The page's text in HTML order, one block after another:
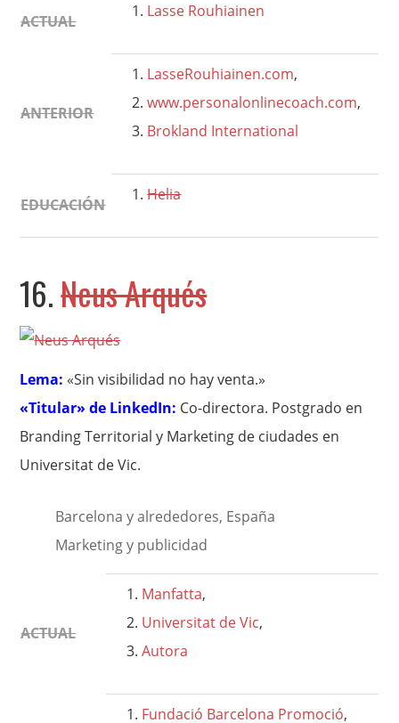
ACTUAL
Lasse Rouhiainen
ANTERIOR
LasseRouhiainen.com,
www.personalonlinecoach.com,
Brokland International
EDUCACIÓN
Helia
16.Neus Arqués
Lema: «Sin visibilidad no hay venta.»
«Titular» de LinkedIn: Co-directora. Postgrado en
Branding Territorial y Marketing de ciudades en
Universitat de Vic.
Barcelona y alrededores, España
Marketing y publicidad
ACTUAL
Manfatta,
Universitat de Vic,
Autora
Fundació Barcelona Promoció,